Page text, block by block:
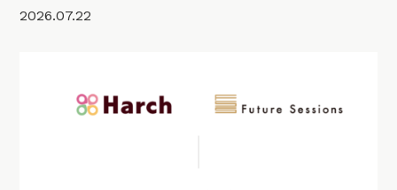
2026.07.22